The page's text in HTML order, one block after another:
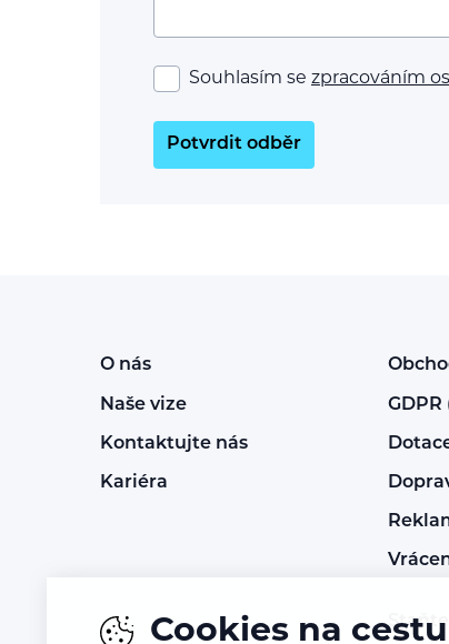
Souhlasím se zpracováním
Potvrdit odběr
O nás
Naše vize
Kontaktujte nás
Kariéra
Cookies na